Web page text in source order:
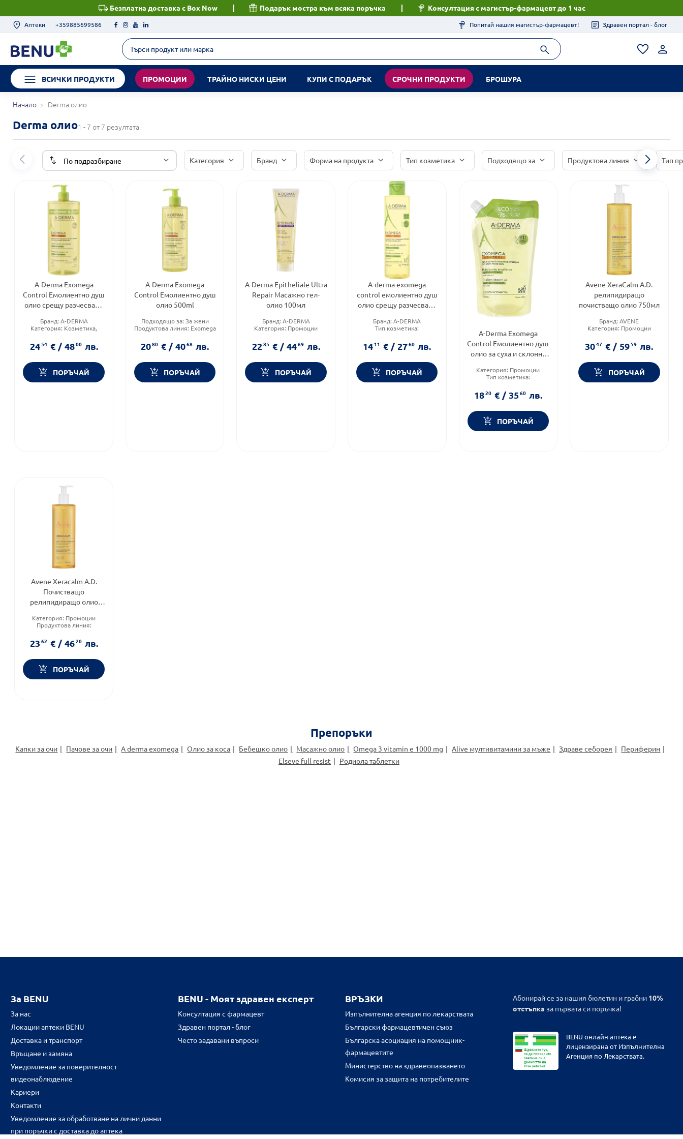
Безплатна доставка с Box Now Подарък мостра към всяка поръчка Консултация с магистър-фармацевт до 1 час
Аптеки +359885699586 Попитай нашия магистър-фармацевт! Здравен портал - блог
ВСИЧКИ ПРОДУКТИ ПРОМОЦИИ ТРАЙНО НИСКИ ЦЕНИ КУПИ С ПОДАРЪК СРОЧНИ ПРОДУКТИ БРОШУРА
Начало Derma олио
Derma олио1 - 7 от 7 резултата
Категория Бранд Форма на продукта Тип козметика Подходящо за Продуктова линия Тип
A-Derma Exomega
Control Емолиентно душ
олио срещу разчесване
Бранд: A-DERMA
Категория: Козметика,
Продуктова линия:Exomega
Control
2454 € / 4800 лв.
ПОРЪЧАЙ
A-Derma Exomega
Control Емолиентно душ
олио 500ml
Подходящо за: За жени
Продуктова линия: Exomega
Форма на продукта:
2080 € / 4068 лв.
ПОРЪЧАЙ
A-Derma Epitheliale Ultra
Repair Масажно гел-
олио 100мл
Бранд: A-DERMA
Категория: Промоции
Epitheliale A.H. ULTRA
2285 € / 4469 лв.
ПОРЪЧАЙ
A-derma exomega
control емолиентно душ
олио срещу разчесване
Бранд:A-DERMA
Тип козметика:
Форма на продукта:
олио
1411 € / 2760 лв.
ПОРЪЧАЙ
A-Derma Exomega
Control Емолиентно душ
олио за суха и склонна
пълнител 500мл
Категория: Промоции
Тип козметика:
Форма на продукта:
1820 € / 3560 лв.
ПОРЪЧАЙ
Avene XeraCalm A.D.
релипидиращо
почистващо олио 750мл
Бранд:AVENE
Категория: Промоции
3047 € / 5959 лв.
ПОРЪЧАЙ
Avene Xeracalm A.D.
Почистващо
релипидиращо олио
Категория: Промоции
Продуктова линия:
Тип козметика:
Дермокозметика
2362 € / 4620 лв.
ПОРЪЧАЙ
Препоръки
Капки за очи Пачове за очи A derma exomega Олио за коса Бебешко олио Масажно олио Omega 3 vitamin e 1000 mg Alive мултивитамини за мъже Здраве себорея
Периферин
Elseve full resist
Родиола таблетки
За BENU
За нас
Локации аптеки BENU
Доставка и транспорт
Връщане и замяна
Уведомление за поверителност
видеонаблюдение
Кариери
Контакти
Уведомление за обработване на лични данни
при поръчки с доставка до аптека
BENU - Моят здравен експерт
Консултация с фармацевт
Здравен портал - блог
Често задавани въпроси
ВРЪЗКИ
Изпълнителна агенция по лекарствата
Български фармацевтичен съюз
Българска асоциация на помощник-
фармацевтите
Министерство на здравеопазването
Комисия за защита на потребителите
Абонирай се за нашия бюлетин и грабни 10%
отстъпка за първата си поръчка!
BENU онлайн аптека е
лицензирана от Изпълнителна
Агенция по Лекарствата.